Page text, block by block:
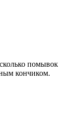
помывок
кончиком.